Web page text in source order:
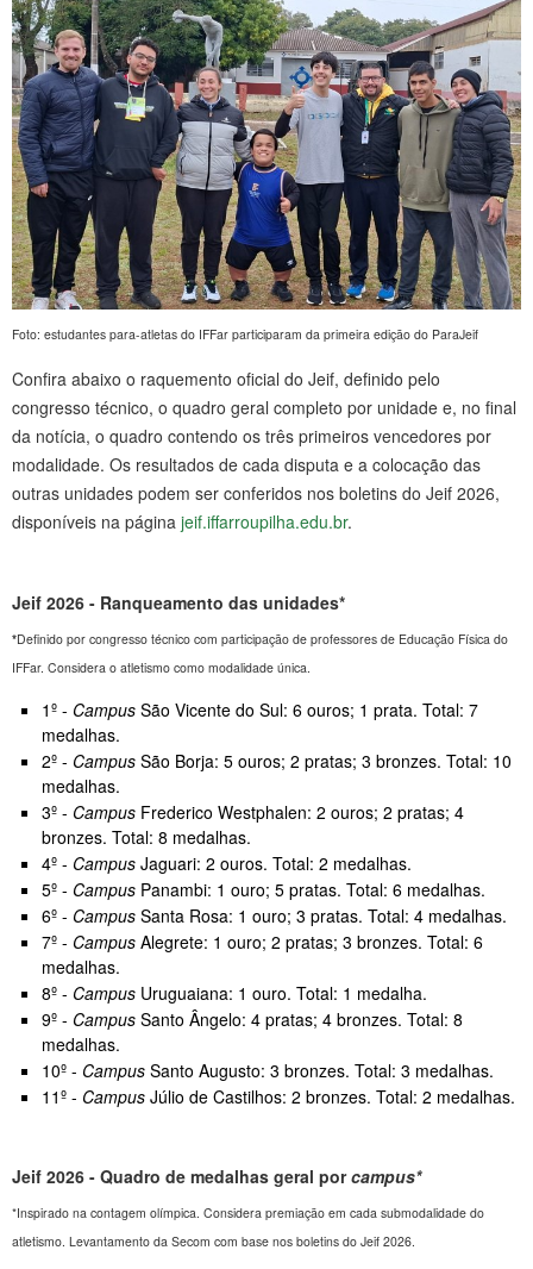
Foto: estudantes para-atletas do IFFar participaram da primeira edição do ParaJeif
Confira abaixo o raquemento oficial do Jeif, definido pelo
congresso técnico, o quadro geral completo por unidade e, no final
da notícia, o quadro contendo os três primeiros vencedores por
modalidade. Os resultados de cada disputa e a colocação das
outras unidades podem ser conferidos nos boletins do Jeif 2026,
disponíveis na página jeif.iffarroupilha.edu.br.
Jeif 2026 - Ranqueamento das unidades*
*Definido por congresso técnico com participação de professores de Educação Física do
IFFar. Considera o atletismo como modalidade única.
1º - Campus São Vicente do Sul: 6 ouros; 1 prata. Total: 7
medalhas.
2º - Campus São Borja: 5 ouros; 2 pratas; 3 bronzes. Total: 10
medalhas.
3º - Campus Frederico Westphalen: 2 ouros; 2 pratas; 4
bronzes. Total: 8 medalhas.
4º - Campus Jaguari: 2 ouros. Total: 2 medalhas.
5º - Campus Panambi: 1 ouro; 5 pratas. Total: 6 medalhas.
6º - Campus Santa Rosa: 1 ouro; 3 pratas. Total: 4 medalhas.
7º - Campus Alegrete: 1 ouro; 2 pratas; 3 bronzes. Total: 6
medalhas.
8º - Campus Uruguaiana: 1 ouro. Total: 1 medalha.
9º - Campus Santo Ângelo: 4 pratas; 4 bronzes. Total: 8
medalhas.
10º - Campus Santo Augusto: 3 bronzes. Total: 3 medalhas.
11º - Campus Júlio de Castilhos: 2 bronzes. Total: 2 medalhas.
Jeif 2026 - Quadro de medalhas geral porcampus*
*Inspirado na contagem olímpica. Considera premiação em cada submodalidade do
atletismo. Levantamento da Secom com base nos boletins do Jeif 2026.